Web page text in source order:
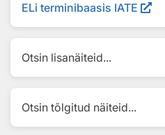
ELi terminibaasis IATE
Otsin lisanäiteid...
Otsin tõlgitud näiteid...